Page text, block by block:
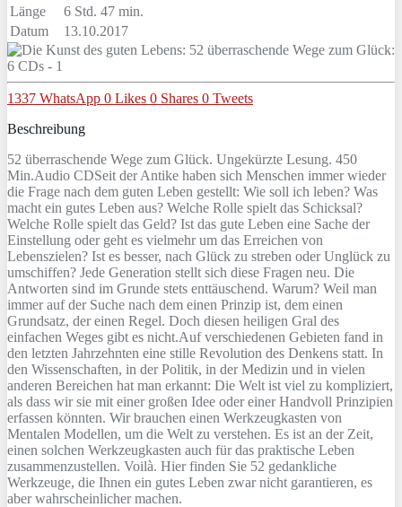
Länge
6 Std. 47 min.
Datum
13.10.2017
1337 WhatsApp 0 Likes 0 Shares 0 Tweets
Beschreibung
52 überraschende Wege zum Glück. Ungekürzte Lesung. 450
Min.Audio CDSeit der Antike haben sich Menschen immer wieder
die Frage nach dem guten Leben gestellt: Wie soll ich leben? Was
macht ein gutes Leben aus? Welche Rolle spielt das Schicksal?
Welche Rolle spielt das Geld? Ist das gute Leben eine Sache der
Einstellung oder geht es vielmehr um das Erreichen von
Lebenszielen? Ist es besser, nach Glück zu streben oder Unglück zu
umschiffen? Jede Generation stellt sich diese Fragen neu. Die
Antworten sind im Grunde stets enttäuschend. Warum? Weil man
immer auf der Suche nach dem einen Prinzip ist, dem einen
Grundsatz, der einen Regel. Doch diesen heiligen Gral des
einfachen Weges gibt es nicht.Auf verschiedenen Gebieten fand in
den letzten Jahrzehnten eine stille Revolution des Denkens statt. In
den Wissenschaften, in der Politik, in der Medizin und in vielen
anderen Bereichen hat man erkannt: Die Welt ist viel zu kompliziert,
als dass wir sie mit einer großen Idee oder einer Handvoll Prinzipien
erfassen könnten. Wir brauchen einen Werkzeugkasten von
Mentalen Modellen, um die Welt zu verstehen. Es ist an der Zeit,
einen solchen Werkzeugkasten auch für das praktische Leben
zusammenzustellen. Voilà. Hier finden Sie 52 gedankliche
Werkzeuge, die Ihnen ein gutes Leben zwar nicht garantieren, es
aber wahrscheinlicher machen.